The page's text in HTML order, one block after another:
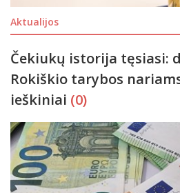
Aktualijos
Čekiukų istorija tęsiasi:
Rokiškio tarybos
ieškiniai (0)